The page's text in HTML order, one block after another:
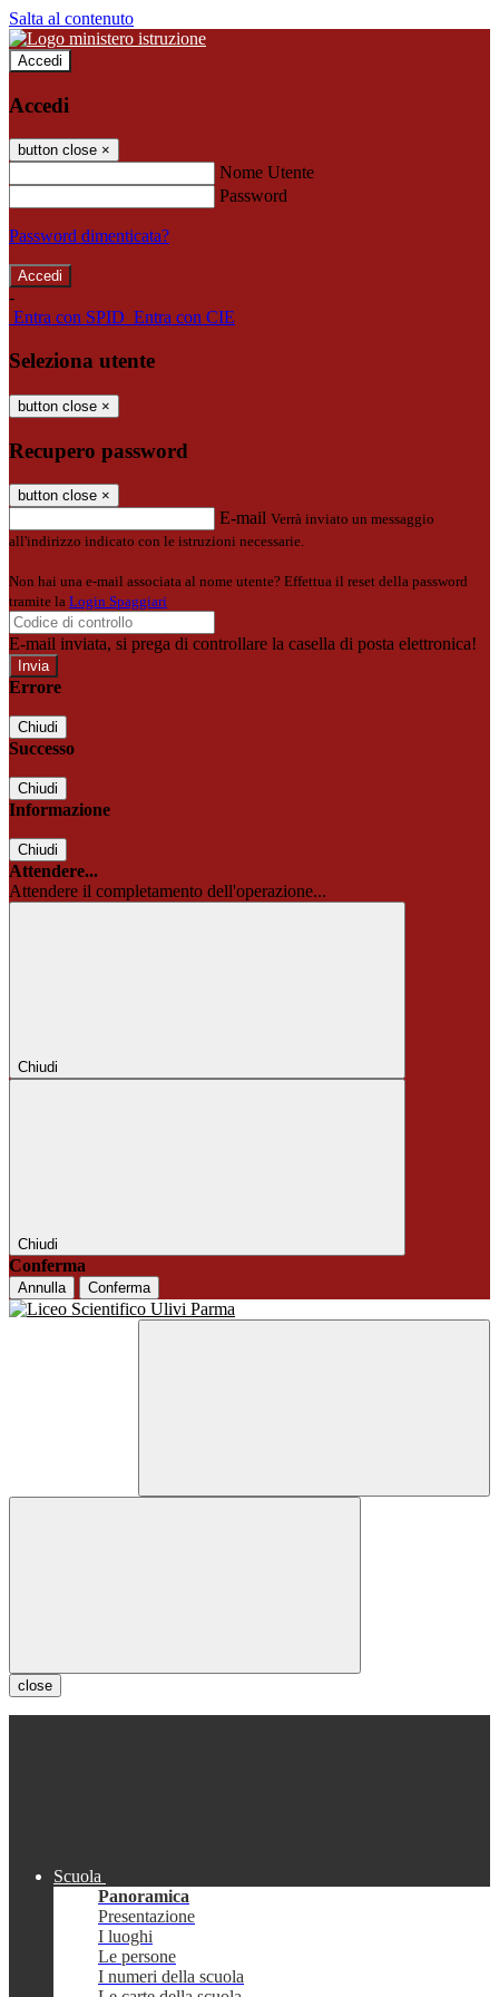
Salta al contenuto
Accedi
Accedi
button close ×
Nome Utente
Password
Password dimenticata?
-
Entra con SPID Entra con CIE
Seleziona utente
button close ×
Recupero password
button close ×
E-mail Verrà inviato un messaggio
all'indirizzo indicato con le istruzioni necessarie.
Non hai una e-mail associata al nome utente? Effettua il reset della password
tramite la Login Spaggiari
E-mail inviata, si prega di controllare la casella di posta elettronica!
Errore
Chiudi
Successo
Chiudi
Informazione
Chiudi
Attendere...
Attendere il completamento dell'operazione...
Chiudi
Chiudi
Conferma
Annulla Conferma
close
Scuola
Panoramica
Presentazione
I luoghi
Le persone
I numeri della scuola